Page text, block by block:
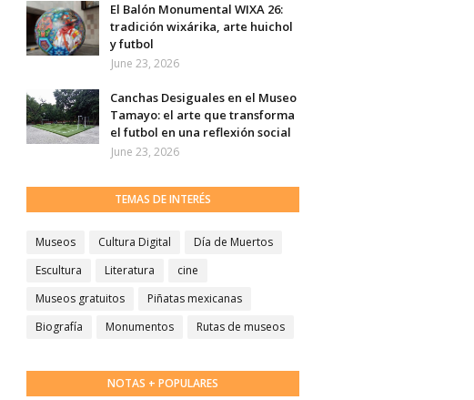
El Balón Monumental WIXA 26:
tradición wixárika, arte huichol
y futbol
June 23, 2026
Canchas Desiguales en el Museo
Tamayo: el arte que transforma
el futbol en una reflexión social
June 23, 2026
TEMAS DE INTERÉS
Museos Cultura Digital
Día de Muertos
Escultura
Literatura
cine
Museos gratuitos
Piñatas mexicanas
Biografía
Monumentos Rutas de museos
NOTAS + POPULARES